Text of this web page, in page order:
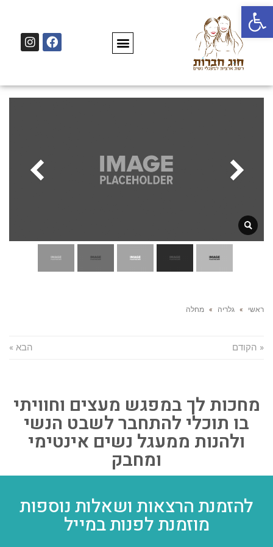
פתח סרגל נגישות
ראשי » גלריה » מחלה
« הקודם הבא »
מחכות לך במפגש מעצים וחוויתי
בו תוכלי להתחבר לשבט הנשי
ולהנות ממעגל נשים אינטימי
ומחבק
להזמנת הרצאות ושאלות נוספות
מוזמנת לפנות במייל